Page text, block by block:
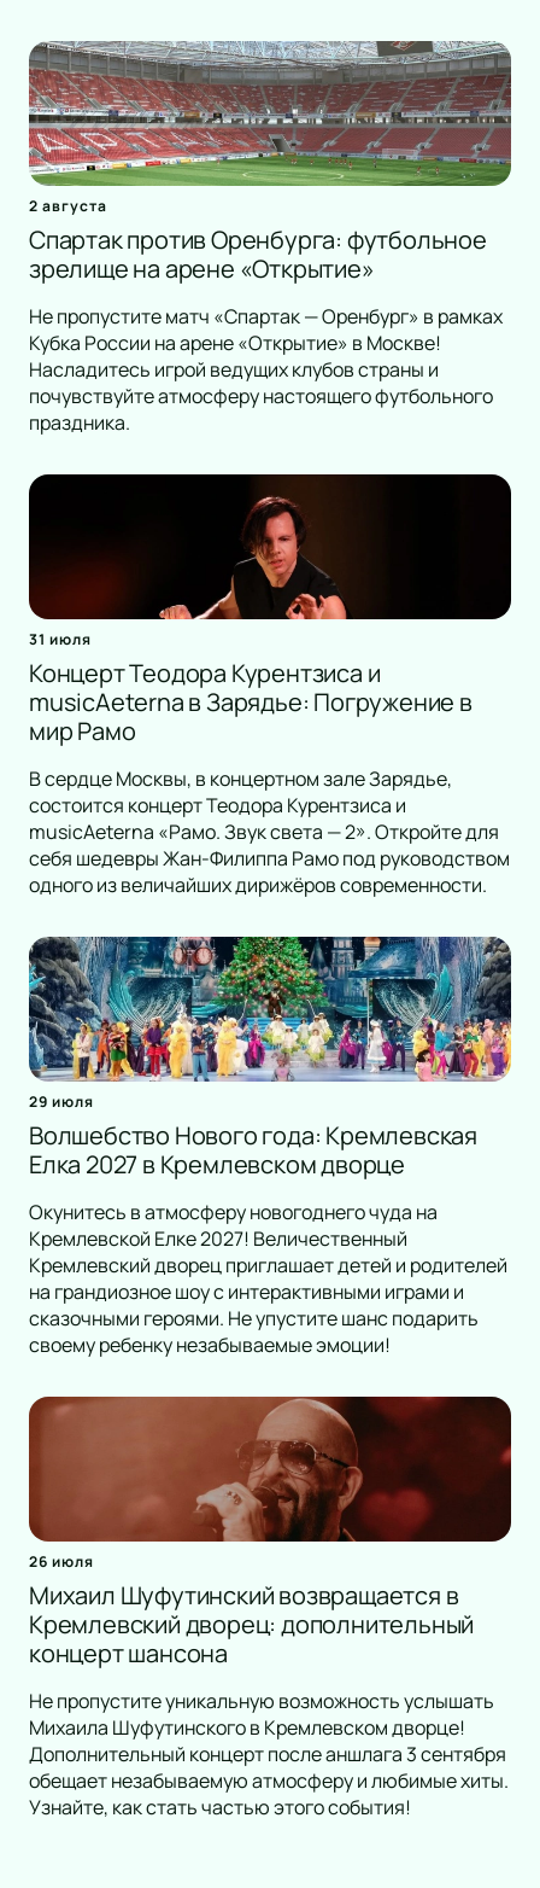
2 августа
Спартак против Оренбурга: футбольное
зрелище на арене «Открытие»
Не пропустите матч «Спартак — Оренбург» в рамках
Кубка России на арене «Открытие» в Москве!
Насладитесь игрой ведущих клубов страны и
почувствуйте атмосферу настоящего футбольного
праздника.
31 июля
Концерт Теодора Курентзиса и
musicAeterna в Зарядье: Погружение в
мир Рамо
В сердце Москвы, в концертном зале Зарядье,
состоится концерт Теодора Курентзиса и
musicAeterna «Рамо. Звук света — 2». Откройте для
себя шедевры Жан-Филиппа Рамо под руководством
одного из величайших дирижёров современности.
29 июля
Волшебство Нового года: Кремлевская
Елка 2027 в Кремлевском дворце
Окунитесь в атмосферу новогоднего чуда на
Кремлевской Елке 2027! Величественный
Кремлевский дворец приглашает детей и родителей
на грандиозное шоу с интерактивными играми и
сказочными героями. Не упустите шанс подарить
своему ребенку незабываемые эмоции!
26 июля
Михаил Шуфутинский возвращается в
Кремлевский дворец: дополнительный
концерт шансона
Не пропустите уникальную возможность услышать
Михаила Шуфутинского в Кремлевском дворце!
Дополнительный концерт после аншлага 3 сентября
обещает незабываемую атмосферу и любимые хиты.
Узнайте, как стать частью этого события!